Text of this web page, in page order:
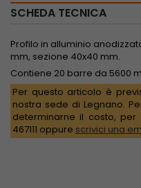
SCHEDA TECNICA
Profilo in alluminio
mm, sezione 40x40 mm.
Contiene 20 barre da 5600
Per questo articolo è
nostra sede di Legnano.
determinarne il costo, per
467111 oppure scrivici una